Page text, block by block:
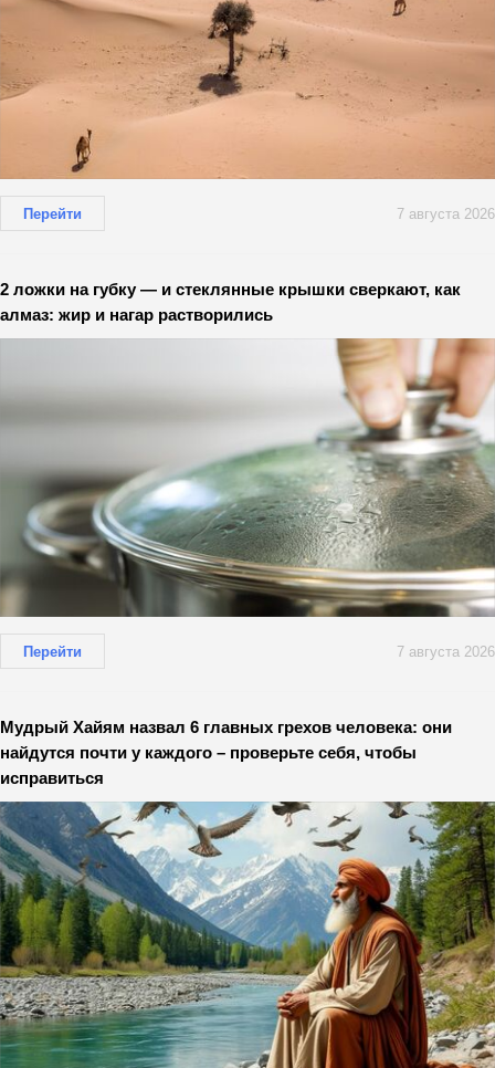
Перейти 7 августа 2026
2 ложки на губку — и стеклянные крышки сверкают, как
алмаз: жир и нагар растворились
Перейти 7 августа 2026
Мудрый Хайям назвал 6 главных грехов человека: они
найдутся почти у каждого – проверьте себя, чтобы
исправиться